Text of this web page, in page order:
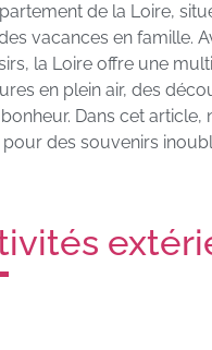
de la Loire,
vacances en famille.
la Loire offre une
en plein air, des
Dans cet
pour des souvenirs